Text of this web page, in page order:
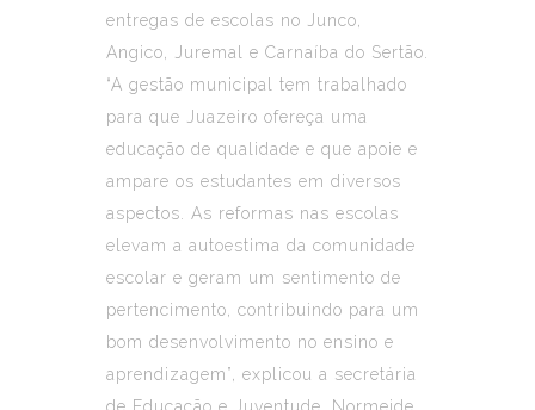
entregas de escolas no Junco,
Angico, Juremal e Carnaíba do Sertão.
“A gestão municipal tem trabalhado
para que Juazeiro ofereça uma
educação de qualidade e que apoie e
ampare os estudantes em diversos
aspectos. As reformas nas escolas
elevam a autoestima da comunidade
escolar e geram um sentimento de
pertencimento, contribuindo para um
bom desenvolvimento no ensino e
aprendizagem”, explicou a secretária
de Educação e Juventude, Normeide